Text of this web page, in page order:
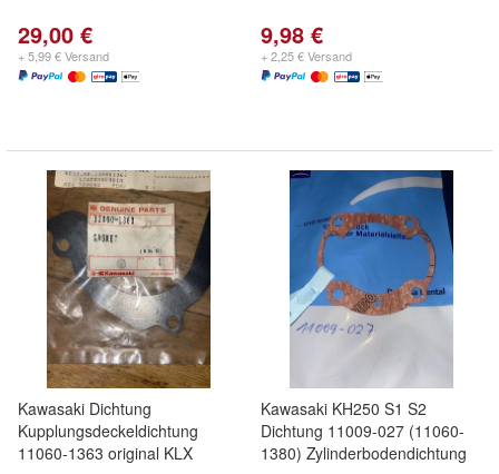
29,00 €
+ 5,99 € Versand
9,98 €
+ 2,25 € Versand
Kawasaki Dichtung
Kupplungsdeckeldichtung
11060-1363 original KLX
Kawasaki KH250 S1 S2
Dichtung 11009-027 (11060-
1380) Zylinderbodendichtung